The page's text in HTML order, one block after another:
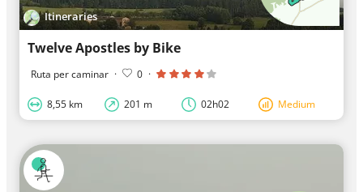
Itineraries
Twelve Apostles by Bike
Ruta per caminar · 0 ·
8,55 km 201 m 02h02 Medium